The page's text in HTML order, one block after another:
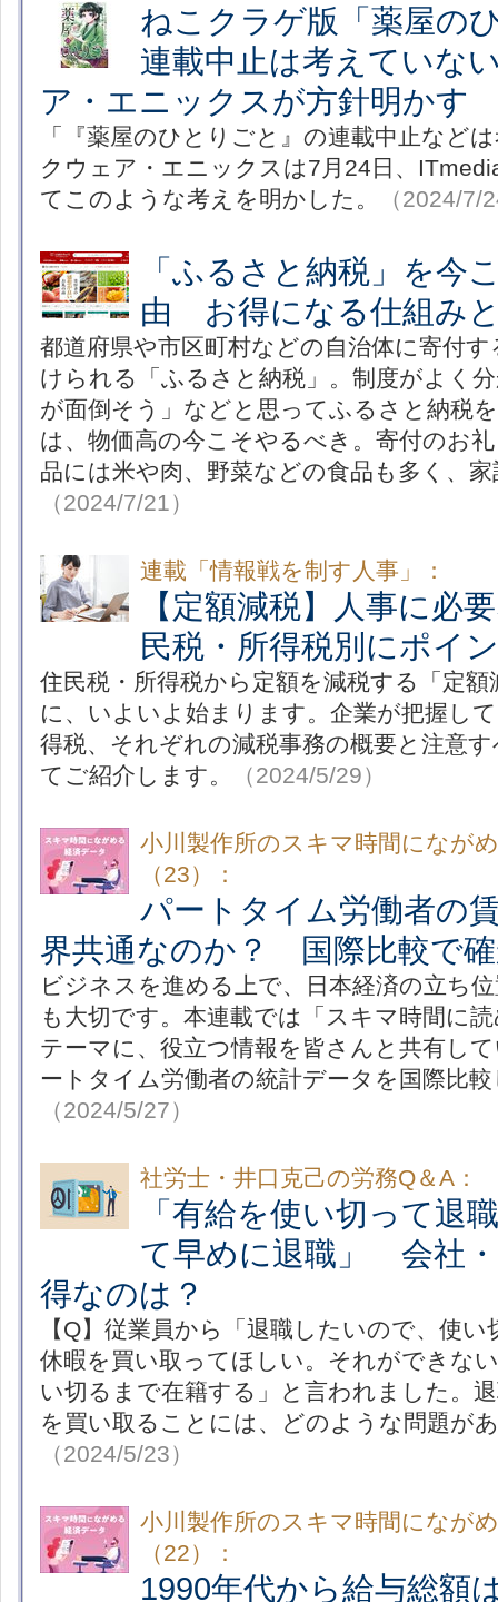
ねこクラゲ版「薬屋の
連載中止は考えていな
ア・エニックスが方針明かす
「『薬屋のひとりごと』の連載中止など
クウェア・エニックスは7月24日、
てこのような考えを明かした。
（2024/7/
「ふるさと納税」を今
由 お得になる仕組み
都道府県や市区町村などの自治体に寄付
けられる「ふるさと納税」。制度がよく
が面倒そう」などと思ってふるさと納税
は、物価高の今こそやるべき。寄付のお
品には米や肉、野菜などの食品も多く、
（2024/7/21）
連載「情報戦を制す人事」：
【定額減税】人事に必
民税・所得税別にポイ
住民税・所得税から定額を減税する「定
に、いよいよ始まります。企業が把握し
得税、それぞれの減税事務の概要と注意
てご紹介します。
（2024/5/29）
小川製作所のスキマ時間になが
（23）：
パートタイム労働者の
界共通なのか？ 国際比較で
ビジネスを進める上で、日本経済の立ち
も大切です。本連載では「スキマ時間に
テーマに、役立つ情報を皆さんと共有し
ートタイム労働者の統計データを国際比
（2024/5/27）
社労士・井口克己の労務Q＆A：
「有給を使い切って退
て早めに退職」 会社
得なのは？
【Q】従業員から「退職したいので、使
休暇を買い取ってほしい。それができな
い切るまで在籍する」と言われました。
を買い取ることには、どのような問題が
（2024/5/23）
小川製作所のスキマ時間になが
（22）：
1990年代から給与総額